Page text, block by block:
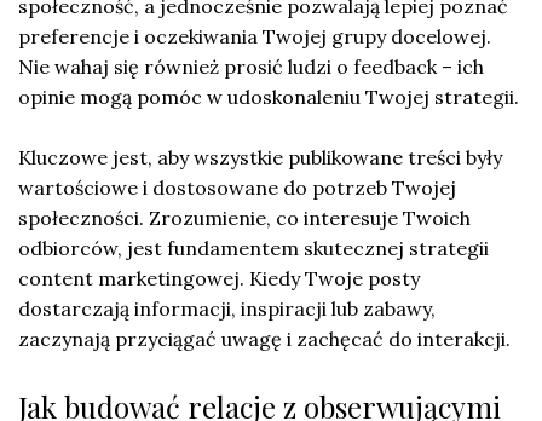
społeczność, a jednocześnie pozwalają lepiej poznać
preferencje i oczekiwania Twojej grupy docelowej.
Nie wahaj się również prosić ludzi o feedback – ich
opinie mogą pomóc w udoskonaleniu Twojej strategii.
Kluczowe jest, aby wszystkie publikowane treści były
wartościowe i dostosowane do potrzeb Twojej
społeczności. Zrozumienie, co interesuje Twoich
odbiorców, jest fundamentem skutecznej strategii
content marketingowej. Kiedy Twoje posty
dostarczają informacji, inspiracji lub zabawy,
zaczynają przyciągać uwagę i zachęcać do interakcji.
Jak budować relacje z obserwującymi